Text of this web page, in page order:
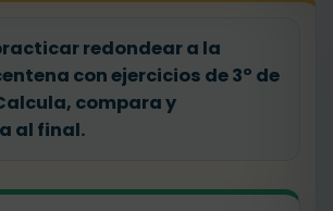
redondear a la
con ejercicios de 3º de
compara y
al final.